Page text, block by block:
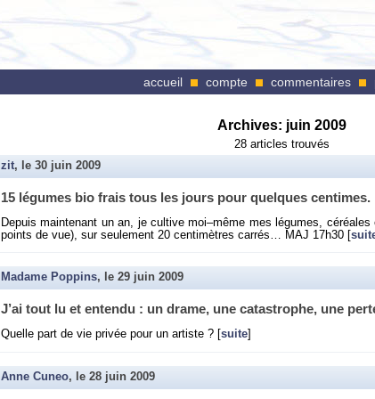
Archives: juin 2009
28 articles trouvés
zit, le 30 juin 2009
15 lé­gumes bio frais tous les jours pour quelques cen­times.
De­puis main­te­nant un an, je cultive moi–même mes lé­gumes,
points de vue), sur seule­ment 20 cen­ti­mètres car­rés… MAJ 17h30 [
Madame Poppins, le 29 juin 2009
J’ai tout lu et en­tendu : un drame, une ca­tas­trophe, une
Quelle part de vie pri­vée pour un ar­tiste ? [ suite
Anne Cuneo, le 28 juin 2009
accueil compte commentaires